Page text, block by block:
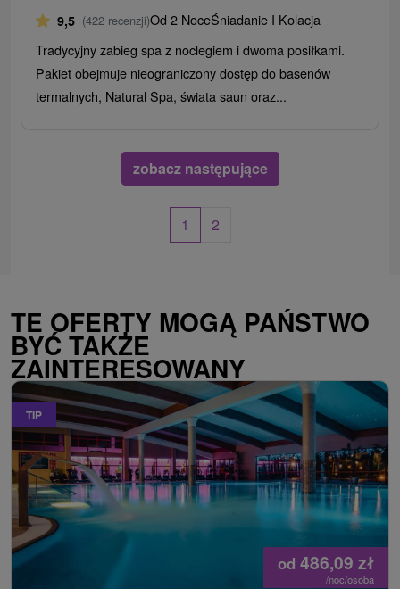
9,5 (422 recenzji)Od 2 NoceŚniadanie I Kolacja
Tradycyjny zabieg spa z noclegiem i dwoma posiłkami.
Pakiet obejmuje nieograniczony dostęp do basenów
termalnych, Natural Spa, świata saun oraz...
zobacz następujące
1 2
TE OFERTY MOGĄ PAŃSTWO
BYĆ TAKŻE
ZAINTERESOWANY
TIP
od 486,09 zł
/noc/osoba